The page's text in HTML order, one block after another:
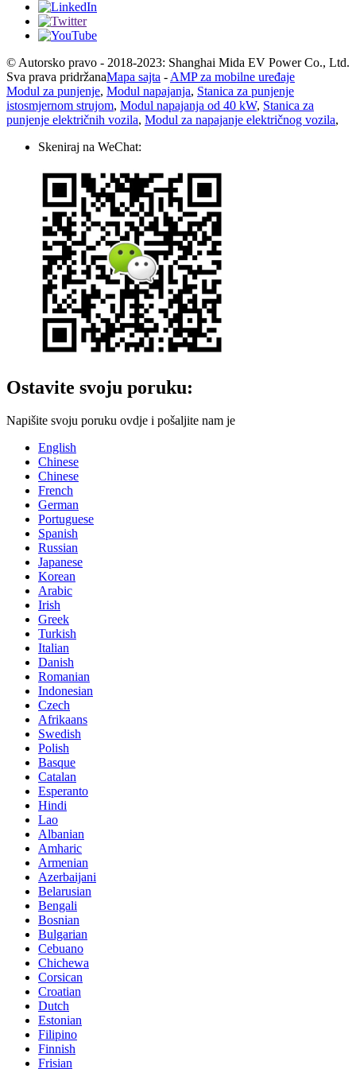
© Autorsko pravo - 2018-2023: Shanghai Mida EV Power Co., Ltd.
Sva prava pridržanaMapa sajta - AMP za mobilne uređaje
Modul za punjenje, Modul napajanja, Stanica za punjenje
istosmjernom strujom, Modul napajanja od 40 kW, Stanica za
punjenje električnih vozila, Modul za napajanje električnog vozila,
Skeniraj na WeChat:
Ostavite svoju poruku:
Napišite svoju poruku ovdje i pošaljite nam je
English
Chinese
Chinese
French
German
Portuguese
Spanish
Russian
Japanese
Korean
Arabic
Irish
Greek
Turkish
Italian
Danish
Romanian
Indonesian
Czech
Afrikaans
Swedish
Polish
Basque
Catalan
Esperanto
Hindi
Lao
Albanian
Amharic
Armenian
Azerbaijani
Belarusian
Bengali
Bosnian
Bulgarian
Cebuano
Chichewa
Corsican
Croatian
Dutch
Estonian
Filipino
Finnish
Frisian